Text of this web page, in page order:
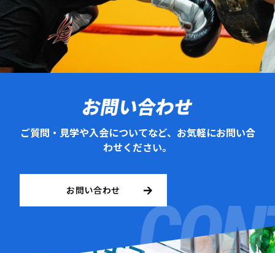
お問い合わせ
ご質問・見学や入会についてなど、お気軽にお問い合
わせください。
お問い合わせ